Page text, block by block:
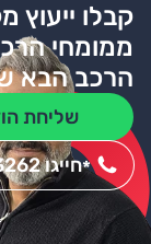
קבלו ייעוץ
ממומחי
הרכב הבא
שליחת
חייגו 3262*